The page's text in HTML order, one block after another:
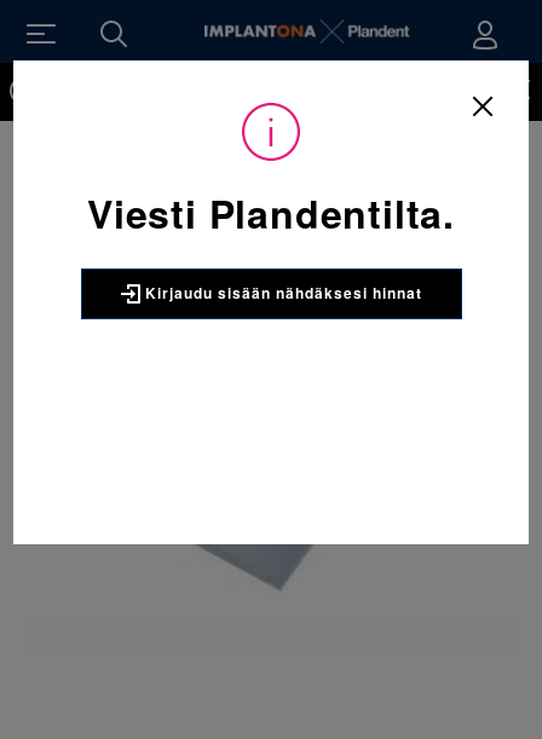
Viesti Plandentilta.
Kirjaudu sisään nähdäksesi hinnat